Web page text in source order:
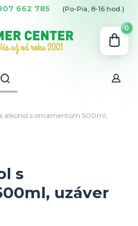
662 785 (Po-Pia, 8-16 hod.)
0
alkohol s ornamentom 500ml,
s
uzáver